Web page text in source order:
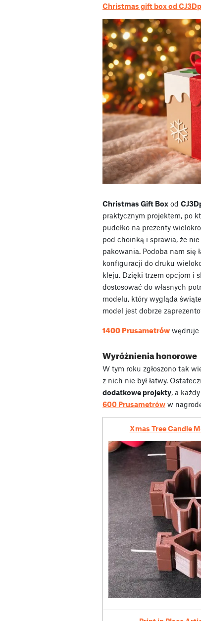
Christmas gift box od
Christmas Gift Box od
praktycznym projektem, po
pudełko na prezenty
pod choinką i sprawia, że
pakowania. Podoba nam się
konfiguracji do druku
kleju. Dzięki trzem opcjom i
dostosować do własnych
modelu, który wygląda
model jest dobrze
1400 Prusametrów wędruje
Wyróżnienia honorowe
W tym roku zgłoszono tak
z nich nie był łatwy.
dodatkowe projekty, a
600 Prusametrów w
Xmas Tree Candle